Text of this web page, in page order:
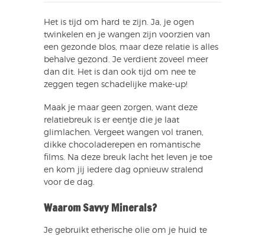
Het is tijd om hard te zijn. Ja, je ogen
twinkelen en je wangen zijn voorzien van
een gezonde blos, maar deze relatie is alles
behalve gezond. Je verdient zoveel meer
dan dit. Het is dan ook tijd om nee te
zeggen tegen schadelijke make-up!
Maak je maar geen zorgen, want deze
relatiebreuk is er eentje die je laat
glimlachen. Vergeet wangen vol tranen,
dikke chocoladerepen en romantische
films. Na deze breuk lacht het leven je toe
en kom jij iedere dag opnieuw stralend
voor de dag.
Waarom Savvy Minerals?
Je gebruikt etherische olie om je huid te